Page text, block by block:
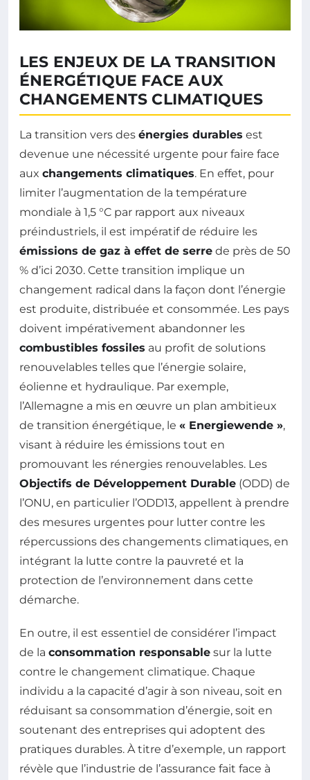
LES ENJEUX DE LA TRANSITION
ÉNERGÉTIQUE FACE AUX
CHANGEMENTS CLIMATIQUES
La transition vers des énergies durables est
devenue une nécessité urgente pour faire face
aux changements climatiques. En effet, pour
limiter l’augmentation de la température
mondiale à 1,5 °C par rapport aux niveaux
préindustriels, il est impératif de réduire les
émissions de gaz à effet de serre de près de 50
% d’ici 2030. Cette transition implique un
changement radical dans la façon dont l’énergie
est produite, distribuée et consommée. Les pays
doivent impérativement abandonner les
combustibles fossiles au profit de solutions
renouvelables telles que l’énergie solaire,
éolienne et hydraulique. Par exemple,
l’Allemagne a mis en œuvre un plan ambitieux
de transition énergétique, le « Energiewende »,
visant à réduire les émissions tout en
promouvant les rénergies renouvelables. Les
Objectifs de Développement Durable (ODD) de
l’ONU, en particulier l’ODD13, appellent à prendre
des mesures urgentes pour lutter contre les
répercussions des changements climatiques, en
intégrant la lutte contre la pauvreté et la
protection de l’environnement dans cette
démarche.
En outre, il est essentiel de considérer l’impact
de la consommation responsable sur la lutte
contre le changement climatique. Chaque
individu a la capacité d’agir à son niveau, soit en
réduisant sa consommation d’énergie, soit en
soutenant des entreprises qui adoptent des
pratiques durables. À titre d’exemple, un rapport
révèle que l’industrie de l’assurance fait face à